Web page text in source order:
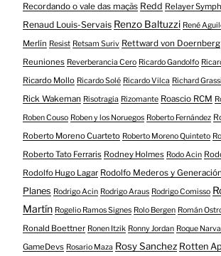
Recordando o vale das maçãs Redd Relayer
Renaud Louis-Servais Renzo Baltuzzi René
Merlín Resist Retsam Suriv Rettward von Doernberg
Reuniones Reverberancia Cero Ricardo Gandolfo
Ricardo Mollo Ricardo Solé Ricardo Vilca Richard Grassi
Rick Wakeman Risotragia Rizomante Roascio RCM
Roben Couso Roben y los Noruegos Roberto Fernández
Roberto Moreno Cuarteto Roberto Moreno Quinteto
Roberto Tato Ferraris Rodney Holmes Rodo Acin
Rodolfo Hugo Lagar Rodolfo Mederos y
Planes Rodrigo Acin Rodrigo Araus Rodrigo Comisso
Martín Rogelio Ramos Signes Rolo Bergen Román
Ronald Boettner Ronen Itzik Ronny Jordan Roque
GameDevs Rosario Maza Rosy Sanchez Rotten